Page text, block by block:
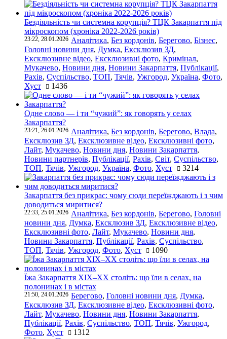
Бездіяльність чи системна корупція? ТЦК Закарпаття під
мікроскопом (хроніка 2022-2026 років)
23:22, 28.01.2026 Аналітика, Без кордонів, Берегово, Бізнес,
Головні новини дня, Думка, Ексклюзив ЗД,
Ексклюзивне відео, Ексклюзивні фото, Кримінал,
Мукачево, Новини дня, Новини Закарпаття, Публікації,
Рахів, Суспільство, ТОП, Тячів, Ужгород, Україна, Фото,
Хуст
1436
Одне слово — і ти “чужий”: як говорять у селах
Закарпаття?
23:21, 26.01.2026 Аналітика, Без кордонів, Берегово, Влада,
Ексклюзив ЗД, Ексклюзивне відео, Ексклюзивні фото,
Лайт, Мукачево, Новини дня, Новини Закарпаття,
Новини партнерів, Публікації, Рахів, Світ, Суспільство,
ТОП, Тячів, Ужгород, Україна, Фото, Хуст 3214
Закарпаття без прикрас: чому сюди переїжджають і з чим
доводиться миритися?
22:33, 25.01.2026 Аналітика, Без кордонів, Берегово, Головні
новини дня, Думка, Ексклюзив ЗД, Ексклюзивне відео,
Ексклюзивні фото, Лайт, Мукачево, Новини дня,
Новини Закарпаття, Публікації, Рахів, Суспільство,
ТОП, Тячів, Ужгород, Фото, Хуст 1090
Їжа Закарпаття ХІХ–ХХ століть: що їли в селах, на
полонинах і в містах
21:50, 24.01.2026 Берегово, Головні новини дня, Думка,
Ексклюзив ЗД, Ексклюзивне відео, Ексклюзивні фото,
Лайт, Мукачево, Новини дня, Новини Закарпаття,
Публікації, Рахів, Суспільство, ТОП, Тячів, Ужгород,
Фото, Хуст 1312